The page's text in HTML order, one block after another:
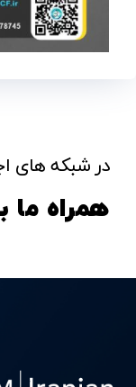
در شبکه های
همراه ما